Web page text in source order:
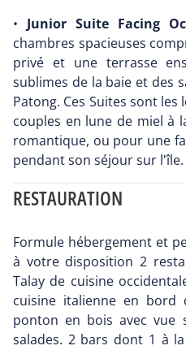
• Junior Suite Facing
chambres spacieuses
privé et une terrasse
sublimes de la baie et des
Patong. Ces Suites sont
couples en lune de miel à
romantique, ou pour une
pendant son séjour sur l'île.
RESTAURATION
Formule hébergement et
à votre disposition 2
Talay de cuisine
cuisine italienne en bord
ponton en bois avec vue
salades. 2 bars dont 1 à